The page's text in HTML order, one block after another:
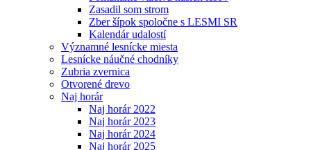
Zasadil som strom
Zber šípok spoločne s LESMI SR
Kalendár udalostí
Významné lesnícke miesta
Lesnícke náučné chodníky
Zubria zvernica
Otvorené drevo
Naj horár
Naj horár 2022
Naj horár 2023
Naj horár 2024
Naj horár 2025